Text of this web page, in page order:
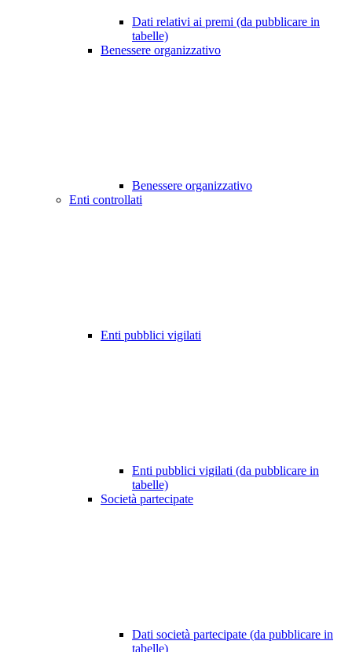
Dati relativi ai premi (da pubblicare in
tabelle)
Benessere organizzativo
Benessere organizzativo
Enti controllati
Enti pubblici vigilati
Enti pubblici vigilati (da pubblicare in
tabelle)
Società partecipate
Dati società partecipate (da pubblicare in
tabelle)